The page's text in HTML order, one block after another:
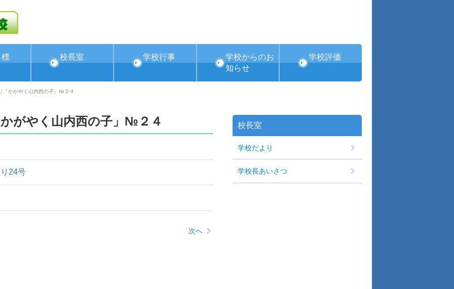
校長室 学校行事
学校からのお
知らせ
学校評価
かがやく山内西の子」№２４
がやく山内西の子」№２４
24号
次へ
校長室
学校だより
学校長あいさつ